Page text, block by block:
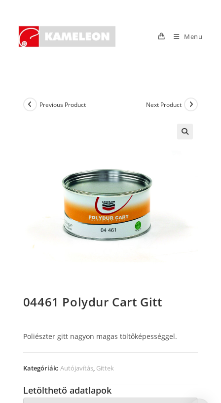
content
Menu
Previous Product Next Product
04461 Polydur Cart Gitt
Poliészter gitt nagyon magas töltőképességgel.
Kategóriák: Autójavítás, Gittek
Letölthető adatlapok